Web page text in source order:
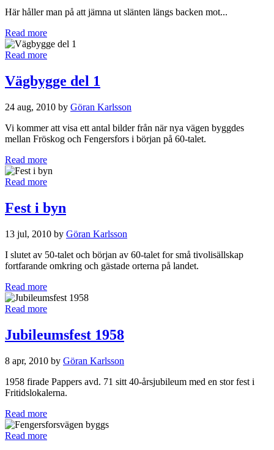
Här håller man på att jämna ut slänten längs backen mot...
Read more
Read more
Vägbygge del 1
24 aug, 2010 by Göran Karlsson
Vi kommer att visa ett antal bilder från när nya vägen byggdes
mellan Fröskog och Fengersfors i början på 60-talet.
Read more
Read more
Fest i byn
13 jul, 2010 by Göran Karlsson
I slutet av 50-talet och början av 60-talet for små tivolisällskap
fortfarande omkring och gästade orterna på landet.
Read more
Read more
Jubileumsfest 1958
8 apr, 2010 by Göran Karlsson
1958 firade Pappers avd. 71 sitt 40-årsjubileum med en stor fest i
Fritidslokalerna.
Read more
Read more